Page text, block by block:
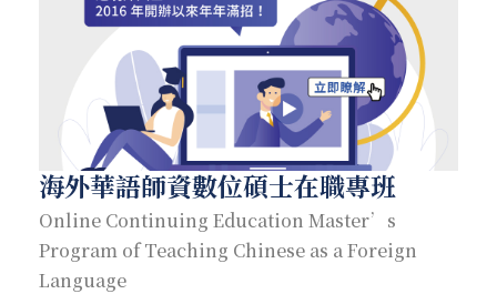
海外華語師資數位碩士在職專班
Online Continuing Education Master’s
Program of Teaching Chinese as a Foreign
Language